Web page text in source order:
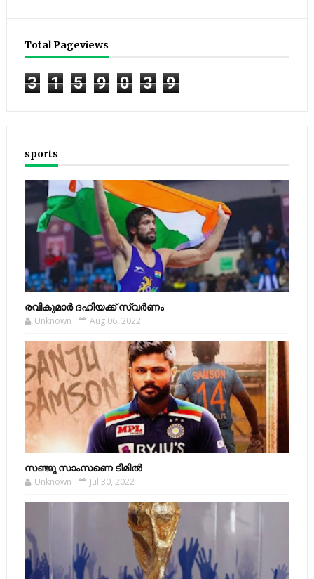
Total Pageviews
3 1 5 9 0 3 9
sports
രവികുമാര്‍ ദഹിയക്ക് സ്വര്‍ണം
Unknown Aug 06, 2022
സഞ്ജു സാംസണെ ടീമില്‍
Unknown Jul 30, 2022